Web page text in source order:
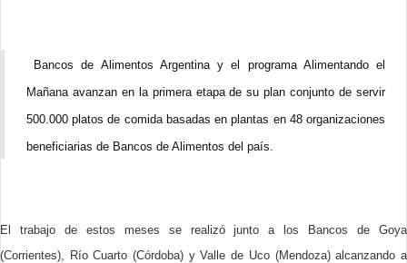
Bancos de Alimentos Argentina y el programa Alimentando el
Mañana avanzan en la primera etapa de su plan conjunto de servir
500.000 platos de comida basadas en plantas en 48 organizaciones
beneficiarias de Bancos de Alimentos del país.
El trabajo de estos meses se realizó junto a los Bancos de Goya
(Corrientes), Río Cuarto (Córdoba) y Valle de Uco (Mendoza) alcanzando a